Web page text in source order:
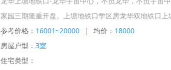
家园三期隆重开盘。上塘地铁口学区房龙华双地铁口上
参考价格： 16001~20000 | 均价： 18000
房屋户型： 3室
住宅类型：